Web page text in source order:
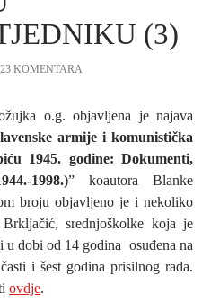
(3)
23 KOMENTARA
o.g. objavljena je najava
armije i komunistička
1945. godine: Dokumenti,
1998.)” koautora Blanke
broju objavljeno je i nekoliko
srednjoškolke koja je
u dobi od 14 godina osuđena na
i šest godina prisilnog rada.
ovdje.